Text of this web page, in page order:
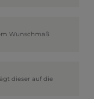
Wunschmaß
dieser auf die